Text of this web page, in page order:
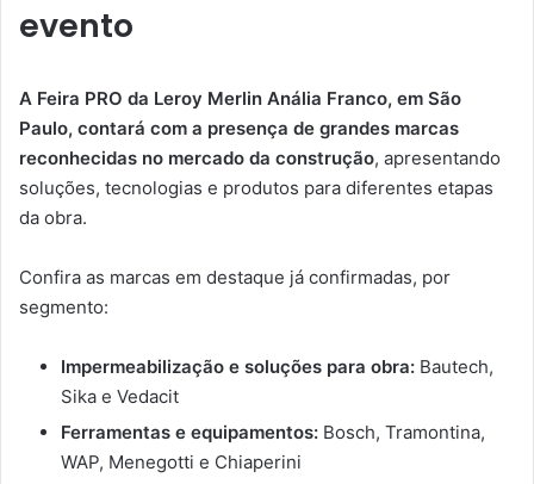
evento
A Feira PRO da Leroy Merlin Anália Franco, em São
Paulo, contará com a presença de grandes marcas
reconhecidas no mercado da construção, apresentando
soluções, tecnologias e produtos para diferentes etapas
da obra.
Confira as marcas em destaque já confirmadas, por
segmento:
Impermeabilização e soluções para obra: Bautech,
Sika e Vedacit
Ferramentas e equipamentos: Bosch, Tramontina,
WAP, Menegotti e Chiaperini